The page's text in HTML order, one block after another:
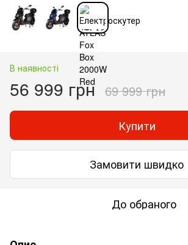
В наявності
56 999 грн 69 999 грн
Купити
Замовити швидко
До обраного